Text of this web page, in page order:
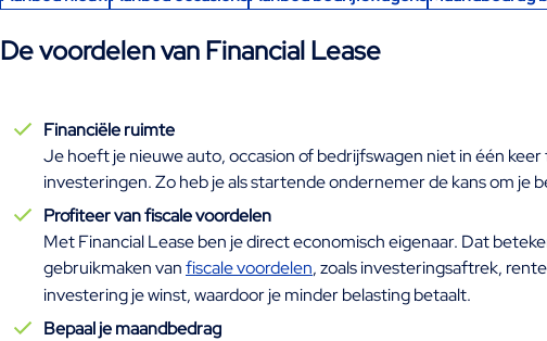
De voordelen van Financial Lease
Financiële ruimte
Je hoeft je nieuwe auto, occasion of bedrijfswagen niet in één
investeringen. Zo heb je als startende ondernemer de kans om je
Profiteer van fiscale voordelen
Met Financial Lease ben je direct economisch eigenaar. Dat
gebruikmaken vanfiscale voordelen, zoals investeringsaftrek,
investering je winst, waardoor je minder belasting betaalt.
Bepaal je maandbedrag